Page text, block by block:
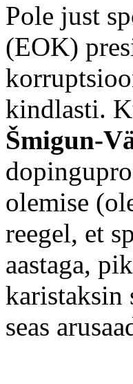
Pole just
(EOK)
kindlasti.
Šmigun-
olemise
reegel, et
aastaga,
karistaksin
seas